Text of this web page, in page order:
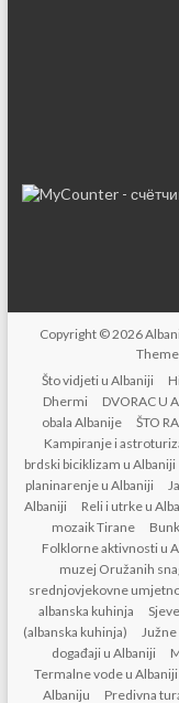
Copyright © 2026
Što vidjeti u Albaniji
Dhermi
DVORAC U
obala Albanije
ŠTO
Kampiranje i
brdski biciklizam u Albaniji
planinarenje u Albaniji
Albaniji
Reli i utrke u
mozaik Tirane
Folklorne aktivnosti u
muzej Oružanih
srednjovjekovne
albanska kuhinja
(albanska kuhinja)
Južne
događaji u Albaniji
Termalne vode u Albaniji
Albaniju
Predivna